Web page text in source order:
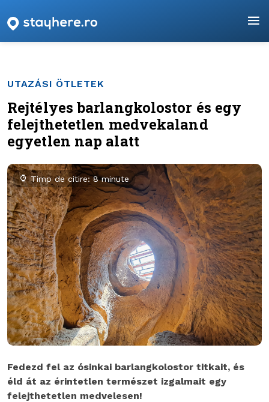
UTAZÁSI ÖTLETEK
Rejtélyes barlangkolostor és egy
felejthetetlen medvekaland
egyetlen nap alatt
Timp de citire: 8 minute
Fedezd fel az ósinkai barlangkolostor titkait, és
éld át az érintetlen természet izgalmait egy
felejthetetlen medvelesen!